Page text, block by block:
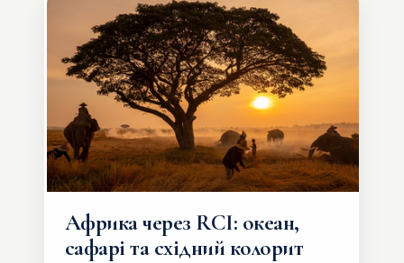
але тепле і незабутнє :)
Африка через RCI: океан,
сафарі та східний колорит